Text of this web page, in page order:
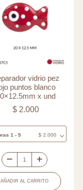
vidrio pez
puntos blanco
x und
$ 2.000
1 - 5 $2.000
Separador
vidrio
AÑADIR AL CARRITO